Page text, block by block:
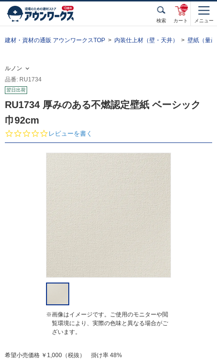
検索 カート
unde
fined
メニュー
建材・資材の通販 アウンワークスTOP 内装仕上材（壁・天井） 壁紙（量
ルノン
品番: RU1734
翌日出荷
RU1734 厚みのある不燃認定壁紙 ベーシック
巾92cm
0.
0
t
a
r
r
a
t
i
n
g
レビューを書く
※画像はイメージです。ご使用のモニターや閲
覧環境により、実際の色味と異なる場合がご
ざいます。
希望小売価格 ￥1,000（税抜） 掛け率 48%